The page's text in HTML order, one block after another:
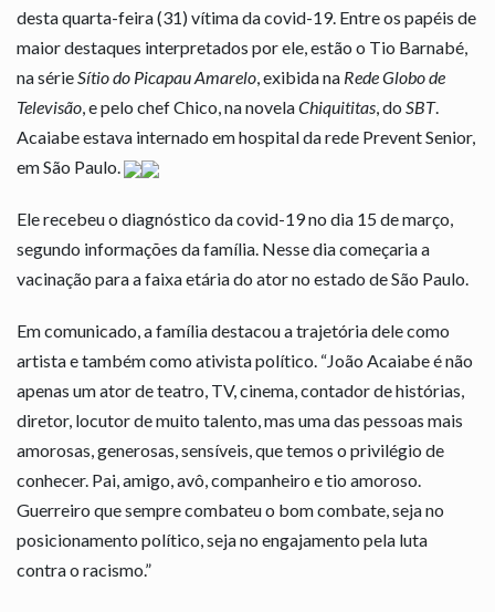
desta quarta-feira (31) vítima da covid-19. Entre os papéis de
maior destaques interpretados por ele, estão o Tio Barnabé,
na sérieSítio do Picapau Amarelo, exibida na Rede Globo de
Televisão, e pelo chef Chico, na novelaChiquititas, do SBT.
Acaiabe estava internado em hospital da rede Prevent Senior,
em São Paulo.
Ele recebeu o diagnóstico da covid-19 no dia 15 de março,
segundo informações da família. Nesse dia começaria a
vacinação para a faixa etária do ator no estado de São Paulo.
Em comunicado, a família destacou a trajetória dele como
artista e também como ativista político. “João Acaiabe é não
apenas um ator de teatro, TV, cinema, contador de histórias,
diretor, locutor de muito talento, mas uma das pessoas mais
amorosas, generosas, sensíveis, que temos o privilégio de
conhecer. Pai, amigo, avô, companheiro e tio amoroso.
Guerreiro que sempre combateu o bom combate, seja no
posicionamento político, seja no engajamento pela luta
contra o racismo.”